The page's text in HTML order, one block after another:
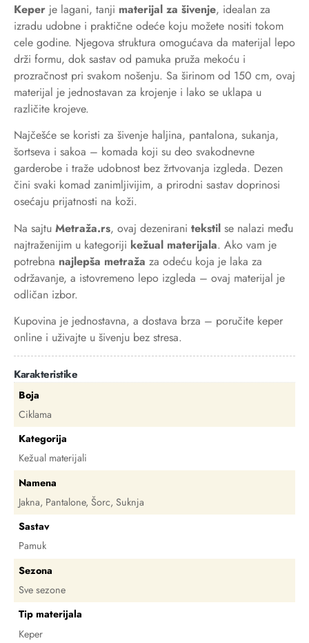
Keper je lagani, tanji materijal za šivenje, idealan za
izradu udobne i praktične odeće koju možete nositi tokom
cele godine. Njegova struktura omogućava da materijal lepo
drži formu, dok sastav od pamuka pruža mekoću i
prozračnost pri svakom nošenju. Sa širinom od 150 cm, ovaj
materijal je jednostavan za krojenje i lako se uklapa u
različite krojeve.
Najčešće se koristi za šivenje haljina, pantalona, sukanja,
šortseva i sakoa – komada koji su deo svakodnevne
garderobe i traže udobnost bez žrtvovanja izgleda. Dezen
čini svaki komad zanimljivijim, a prirodni sastav doprinosi
osećaju prijatnosti na koži.
Na sajtu Metraža.rs, ovaj dezenirani tekstil se nalazi među
najtraženijim u kategoriji kežual materijala. Ako vam je
potrebna najlepša metraža za odeću koja je laka za
održavanje, a istovremeno lepo izgleda – ovaj materijal je
odličan izbor.
Kupovina je jednostavna, a dostava brza – poručite keper
online i uživajte u šivenju bez stresa.
Karakteristike
Boja
Ciklama
Kategorija
Kežual materijali
Namena
Jakna, Pantalone, Šorc, Suknja
Sastav
Pamuk
Sezona
Sve sezone
Tip materijala
Keper